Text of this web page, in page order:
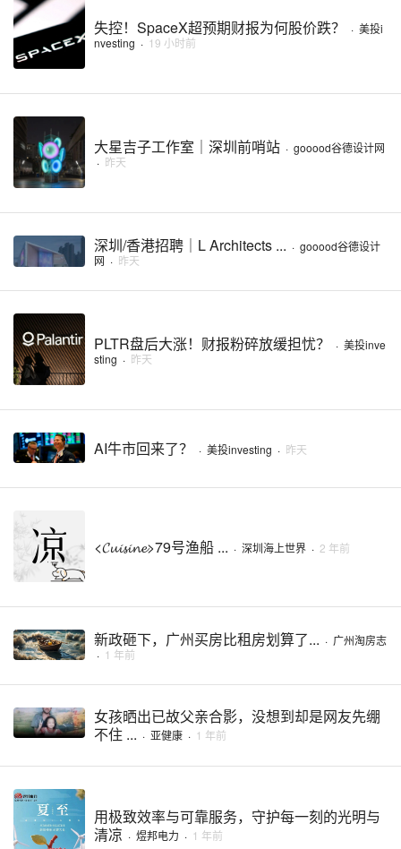
失控！SpaceX超预期财报为何股价跌？ · 美投i
nvesting · 19 小时前
大星吉子工作室｜深圳前哨站 · gooood谷德设计网
· 昨天
深圳/香港招聘｜L Architects ... · gooood谷德设计
网 · 昨天
PLTR盘后大涨！财报粉碎放缓担忧？ · 美投inve
sting · 昨天
AI牛市回来了？ · 美投investing · 昨天
<𝓒𝓾𝓲𝓼𝓲𝓷𝓮>79号渔船 ... · 深圳海上世界 · 2 年前
新政砸下，广州买房比租房划算了... · 广州淘房志
· 1 年前
女孩晒出已故父亲合影，没想到却是网友先绷
不住 ... · 亚健康 · 1 年前
用极致效率与可靠服务，守护每一刻的光明与
清凉 · 煜邦电力 · 1 年前